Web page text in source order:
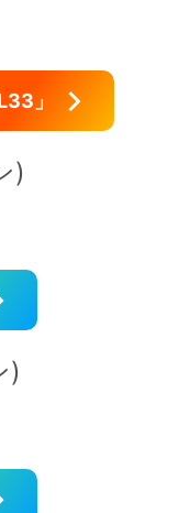
」
)
)